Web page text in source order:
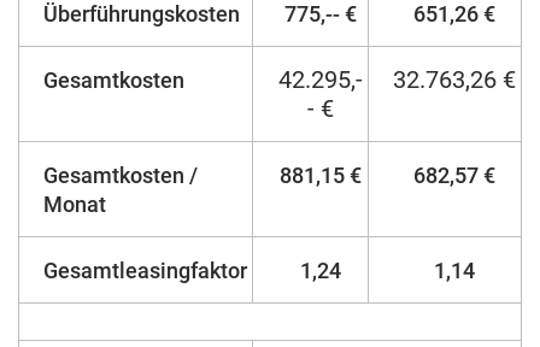
Überführungskosten 775,-- € 651,26 €
Gesamtkosten
42.295,-
- €
32.763,26 €
Gesamtkosten /
Monat
881,15 € 682,57 €
Gesamtleasingfaktor 1,24 1,14